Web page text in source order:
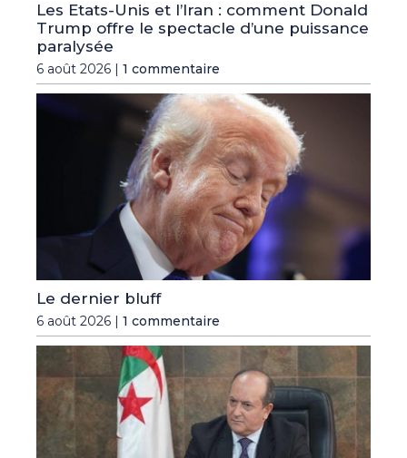
Les Etats-Unis et l’Iran : comment Donald
Trump offre le spectacle d’une puissance
paralysée
6 août 2026 | 1 commentaire
Le dernier bluff
6 août 2026 | 1 commentaire